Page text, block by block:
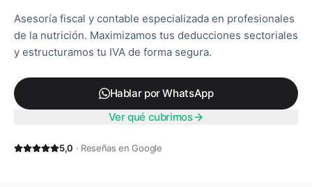
Asesoría fiscal y contable especializada en profesionales
de la nutrición. Maximizamos tus deducciones sectoriales
y estructuramos tu IVA de forma segura.
Hablar por WhatsApp
Ver qué cubrimos
5,0 · Reseñas en Google